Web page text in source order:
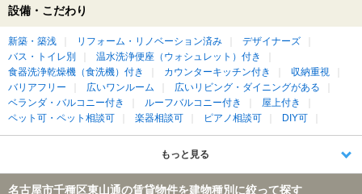
設備・こだわり
新築・築浅 リフォーム・リノベーション済み
デザイナーズ
バス・トイレ別
温水洗浄便座（ウォシュレット）付き
食器洗浄乾燥機（食洗機）付き
カウンターキッチン付き
収納重視
バリアフリー
広いワンルーム
広いリビング・ダイニングがある
ベランダ・バルコニー付き
ルーフバルコニー付き
屋上付き
ペット可・ペット相談可
楽器相談可 ピアノ相談可 DIY可
もっと見る
名古屋市千種区東山通の賃貸物件を建物種別に絞って探す